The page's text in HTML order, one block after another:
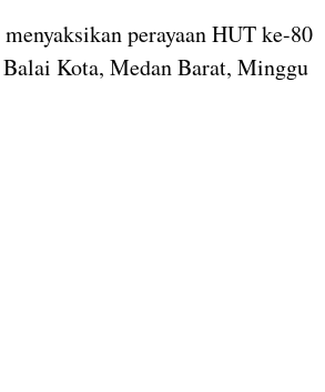
perayaan HUT ke-80
Kota, Medan Barat, Minggu